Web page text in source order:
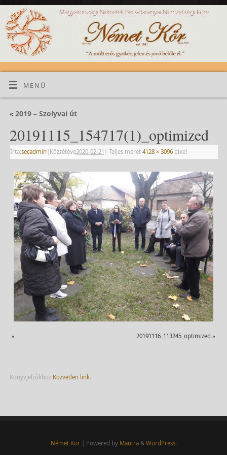
MENÜ
«2019 – Szolyvai út
20191115_154717(1)_optimized
Írta:secadmin | Közzétéve2020-02-21 | Teljes méret 4128 × 3096pixel
« 20191116_113245_optimized »
Könyvjelzőkhöz Közvetlen link.
Német Kör| Powered by Mantra& WordPress.